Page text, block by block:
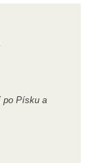
po Písku a